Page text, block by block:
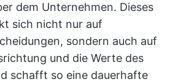
dem Unternehmen. Dieses
sich nicht nur auf
sondern auch auf
und die Werte des
schafft so eine dauerhafte